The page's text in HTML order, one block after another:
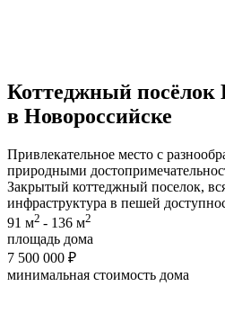
Коттеджный посёлок
в Новороссийске
Привлекательное место с
природными
Закрытый коттеджный поселок,
инфраструктура в пешей
91 м2 - 136 м2
площадь дома
7 500 000 ₽
минимальная cтоимость дома